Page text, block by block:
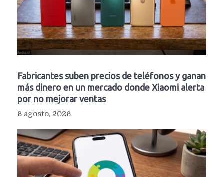
Fabricantes suben precios de teléfonos y ganan
más dinero en un mercado donde Xiaomi alerta
por no mejorar ventas
6 agosto, 2026